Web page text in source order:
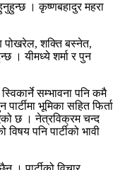
हुनुहुन्छ । कृष्णबहादुर महरा
पोखरेल, शक्ति बस्नेत,
। यीमध्ये शर्मा र पुन
सम्भावना पनि कमै
भूमिका सहित फिर्ता
छ । नेत्रविक्रम चन्द
पनि पार्टीको भावी